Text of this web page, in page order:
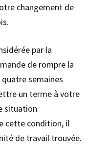
changement de
par la
de rompre la
semaines
un terme à votre
situation
cette condition, il
de travail trouvée.